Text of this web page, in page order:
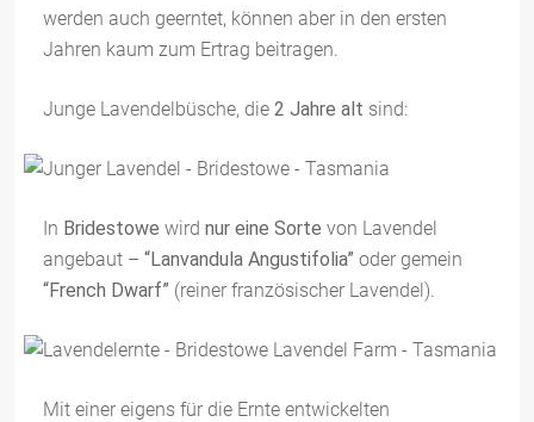
werden auch geerntet, können aber in den ersten
Jahren kaum zum Ertrag beitragen.
Junge Lavendelbüsche, die 2 Jahre alt sind:
In Bridestowe wird nur eine Sorte von Lavendel
angebaut – “Lanvandula Angustifolia” oder gemein
“French Dwarf” (reiner französischer Lavendel).
Mit einer eigens für die Ernte entwickelten